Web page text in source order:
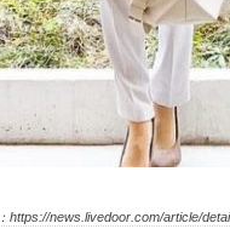
https://news.livedoor.com/article/